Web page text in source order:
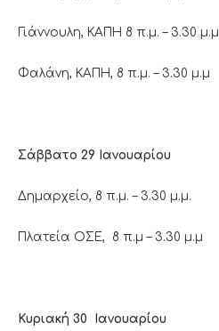
Γιάννουλη, ΚΑΠΗ 8 π.μ. – 3.30 μ.μ
Φαλάνη, ΚΑΠΗ, 8 π.μ. – 3.30 μ.μ
Σάββατο 29 Ιανουαρίου
Δημαρχείο, 8 π.μ. – 3.30 μ.μ.
Πλατεία ΟΣΕ, 8 π.μ – 3.30 μ.μ
Κυριακή 30 Ιανουαρίου